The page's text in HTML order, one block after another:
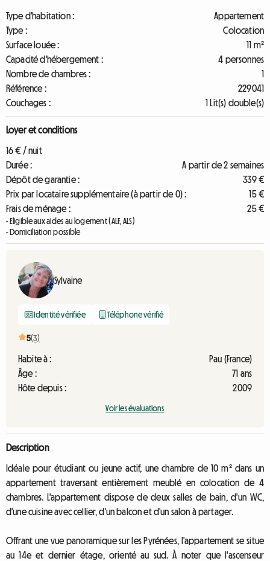
Type d'habitation :
Appartement
Type :
Colocation
Surface louée :
11 m²
Capacité d'hébergement :
4 personnes
Nombre de chambres :
1
Référence :
229041
Couchages :
1 Lit(s) double(s)
Loyer et conditions
16 € / nuit
Durée :
A partir de 2 semaines
Dépôt de garantie :
339 €
Prix par locataire supplémentaire (à partir de 0) :
15 €
Frais de ménage :
25 €
- Eligible aux aides au logement (ALF, ALS)
- Domiciliation possible
Sylvaine
Identité vérifiée Téléphone vérifié
5(3)
Habite à :
Pau (France)
Âge :
71 ans
Hôte depuis :
2009
Voir les évaluations
Description
Idéale pour étudiant ou jeune actif, une chambre de 10 m² dans un
appartement traversant entièrement meublé en colocation de 4
chambres. L'appartement dispose de deux salles de bain, d'un WC,
d'une cuisine avec cellier, d'un balcon et d'un salon à partager.
Offrant une vue panoramique sur les Pyrénées, l'appartement se situe
au 14e et dernier étage, orienté au sud. À noter que l'ascenseur